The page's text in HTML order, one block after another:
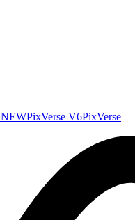
NEWPixVerse V6PixVerse